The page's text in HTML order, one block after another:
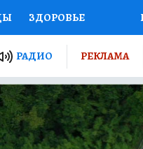
ЗДОРОВЬЕ
ПУТЕВОДИТЕЛЬ
ТУРИЗМ
РАДИО РЕКЛАМА